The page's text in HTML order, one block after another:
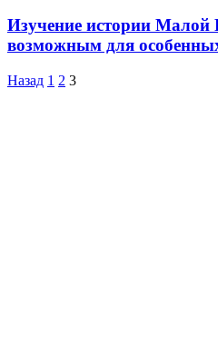
Изучение истории Малой
возможным для
Назад 1 2 3